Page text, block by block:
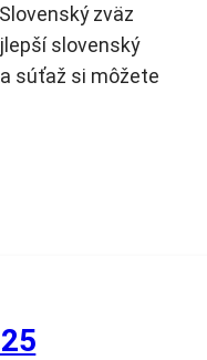
zväz
slovenský
súťaž si môžete